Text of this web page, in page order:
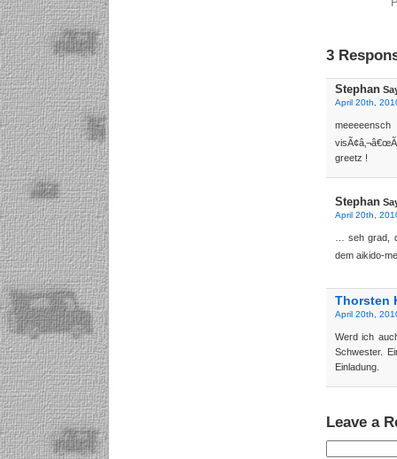
3
Stephan
April 20th,
greetz !
Stephan
April 20th,
… seh grad,
dem aikido-
Thorsten
April 20th,
Werd ich
Schwester.
Einladung.
Leave a